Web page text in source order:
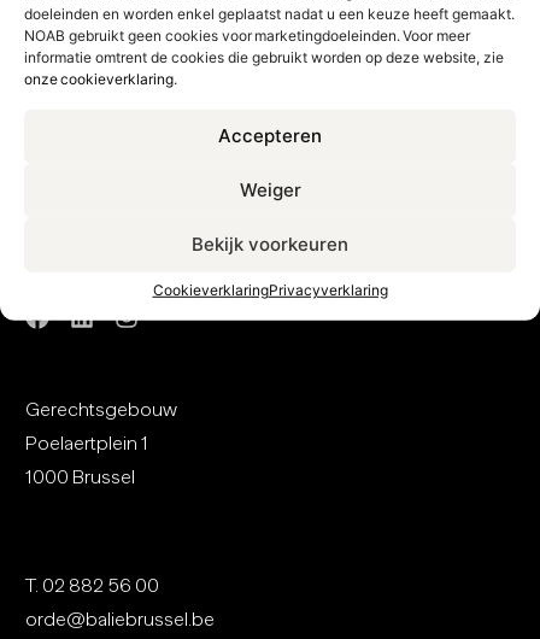
doeleinden en worden enkel geplaatst nadat u een keuze heeft gemaakt.
NOAB gebruikt geen cookies voor marketingdoeleinden. Voor meer
informatie omtrent de cookies die gebruikt worden op deze website, zie
onze cookieverklaring.
Accepteren
Weiger
Bekijk voorkeuren
CookieverklaringPrivacyverklaring
rechtsstelsel, en bezochten ze het gerechtsgebouw, […]
Gerechtsgebouw
Poelaertplein 1
1000 Brussel
T. 02 882 56 00
orde@baliebrussel.be